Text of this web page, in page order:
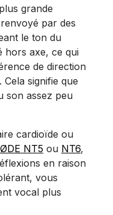
grande
par des
le ton du
hors axe, ce qui
de direction
signifie que
son assez peu
cardioïde ou
NT5 ou NT6,
en raison
vous
vocal plus